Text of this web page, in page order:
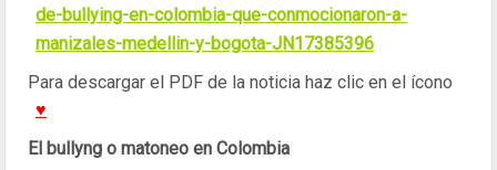
de-bullying-en-colombia-que-conmocionaron-a-
manizales-medellin-y-bogota-JN17385396
Para descargar el PDF de la noticia haz clic en el ícono
♥
El bullyng o matoneo en Colombia